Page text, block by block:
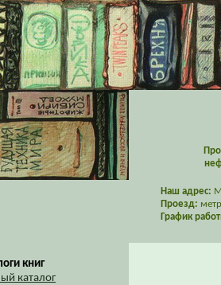
Наш адрес:
Проезд:
График
книг
каталог